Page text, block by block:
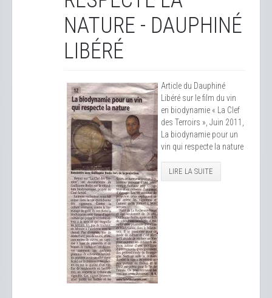
NATURE - DAUPHINÉ
LIBÉRÉ
Article du Dauphiné
Libéré sur le film du vin
en biodynamie « La Clef
des Terroirs », Juin 2011,
La biodynamie pour un
vin qui respecte la nature
LIRE LA SUITE